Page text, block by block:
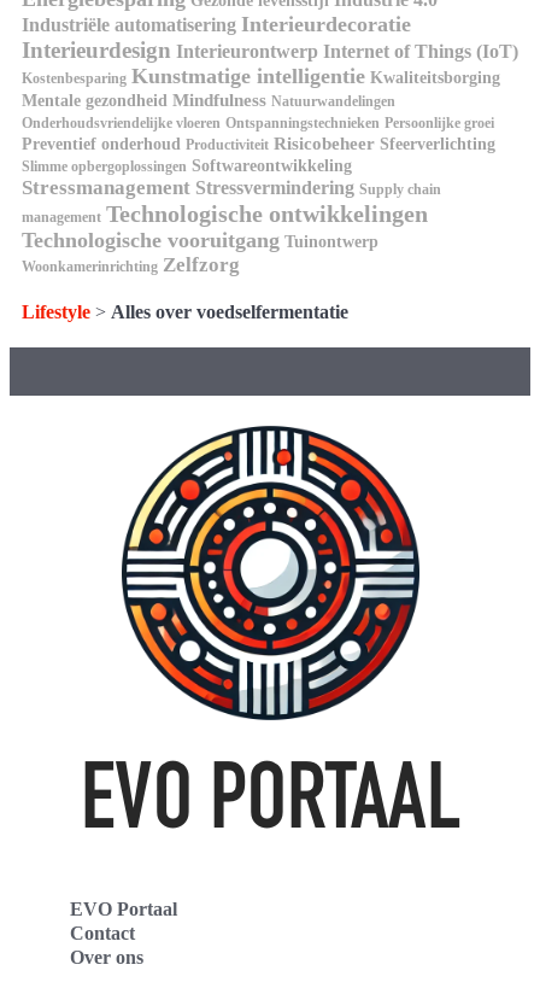
Industriële automatisering Interieurdecoratie
Interieurdesign Interieurontwerp Internet of Things (IoT)
Kostenbesparing Kunstmatige intelligentie Kwaliteitsborging
Mentale gezondheid Mindfulness Natuurwandelingen
Onderhoudsvriendelijke vloeren Ontspanningstechnieken Persoonlijke groei
Preventief onderhoud Productiviteit Risicobeheer Sfeerverlichting
Slimme opbergoplossingen Softwareontwikkeling
Stressmanagement Stressvermindering Supply chain
management Technologische ontwikkelingen
Technologische vooruitgang Tuinontwerp
Woonkamerinrichting Zelfzorg
Lifestyle > Alles over voedselfermentatie
EVO Portaal
Contact
Over ons